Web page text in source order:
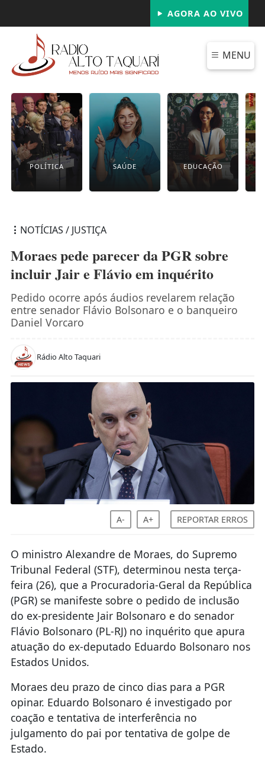
AGORA AO VIVO
MENU
POLÍTICA SAÚDE EDUCAÇÃO
NOTÍCIAS / JUSTIÇA
Moraes pede parecer da PGR sobre
incluir Jair e Flávio em inquérito
Pedido ocorre após áudios revelarem relação
entre senador Flávio Bolsonaro e o banqueiro
Daniel Vorcaro
Rádio Alto Taquari
A- A+ REPORTAR ERROS
O ministro Alexandre de Moraes, do Supremo
Tribunal Federal (STF), determinou nesta terça-
feira (26), que a Procuradoria-Geral da República
(PGR) se manifeste sobre o pedido de inclusão
do ex-presidente Jair Bolsonaro e do senador
Flávio Bolsonaro (PL-RJ) no inquérito que apura
atuação do ex-deputado Eduardo Bolsonaro nos
Estados Unidos.
Moraes deu prazo de cinco dias para a PGR
opinar. Eduardo Bolsonaro é investigado por
coação e tentativa de interferência no
julgamento do pai por tentativa de golpe de
Estado.